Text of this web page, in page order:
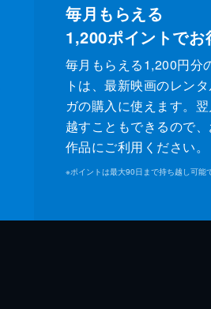
毎月もらえる
1,200ポイントでお
毎月もらえる1,200円分
トは、最新映画のレン
ガの購入に使えます。
越すこともできるので
作品にご利用ください。
※ポイントは最大90日まで持ち越し可能